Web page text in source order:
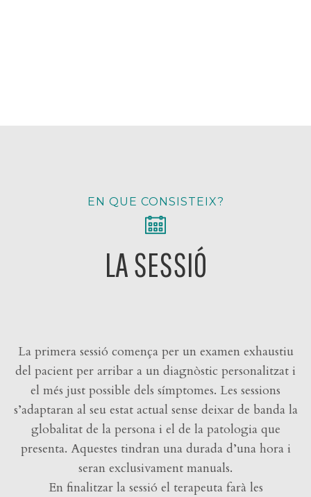
EN QUE CONSISTEIX?
LA SESSIÓ
La primera sessió comença per un examen exhaustiu
del pacient per arribar a un diagnòstic personalitzat i
el més just possible dels símptomes. Les sessions
s’adaptaran al seu estat actual sense deixar de banda la
globalitat de la persona i el de la patologia que
presenta. Aquestes tindran una durada d’una hora i
seran exclusivament manuals.
En finalitzar la sessió el terapeuta farà les